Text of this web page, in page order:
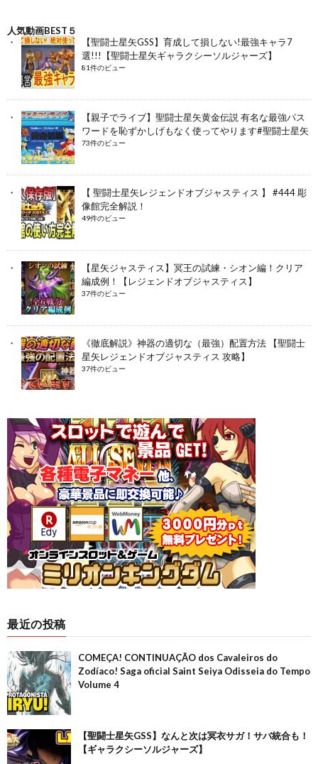
人気動画BEST５
【聖闘士星矢GSS】育成して損しない!最強キャラ7
選!!!【聖闘士星矢ギャラクシーソルジャーズ】
81件のビュー
【親子でライブ】聖闘士星矢黄金伝説 有名な最強パス
ワードを恥ずかしげもなく使ってやります#聖闘士星矢
73件のビュー
【 聖闘士星矢レジェンドオブジャスティス 】 #444 彫
像館完全解説！
49件のビュー
【星矢ジャスティス】冥王の試練・シオン編！クリア
編成例！【レジェンドオブジャスティス】
37件のビュー
《徹底解説》神器の適切な（最強）配置方法 【聖闘士
星矢レジェンドオブジャスティス 攻略】
37件のビュー
最近の投稿
COMEÇA! CONTINUAÇÃO dos Cavaleiros do
Zodíaco! Saga oficial Saint Seiya Odisseia do Tempo
Volume 4
【聖闘士星矢GSS】なんと次は冥衣サガ！サバ統合も！
【ギャラクシーソルジャーズ】